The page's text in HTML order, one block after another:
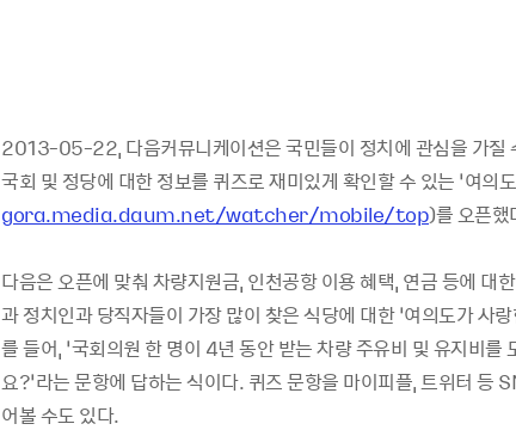
2013-05-22, 다음커뮤니케이션은 국민들이 정치에 관심을 가질
국회 및 정당에 대한 정보를 퀴즈로 재미있게 확인할 수 있는 ‘여의
gora.media.daum.net/watcher/mobile/top)를 오픈
다음은 오픈에 맞춰 차량지원금, 인천공항 이용 혜택, 연금 등에 대
과 정치인과 당직자들이 가장 많이 찾은 식당에 대한 ‘여의도가 사
를 들어, ‘국회의원 한 명이 4년 동안 받는 차량 주유비 및 유지비를
요?’라는 문항에 답하는 식이다. 퀴즈 문항을 마이피플, 트위터 등
어볼 수도 있다.